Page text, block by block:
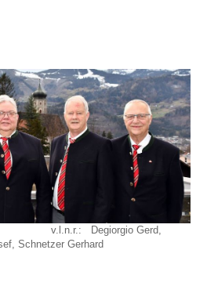
Gerd,
Schnetzer Gerhard